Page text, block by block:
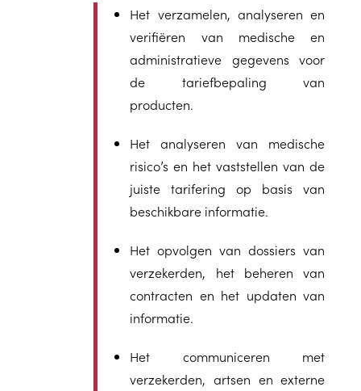
Het verzamelen, analyseren en
verifiëren van medische en
administratieve gegevens voor
de tariefbepaling van
producten.
Het analyseren van medische
risico’s en het vaststellen van de
juiste tarifering op basis van
beschikbare informatie.
Het opvolgen van dossiers van
verzekerden, het beheren van
contracten en het updaten van
informatie.
Het communiceren met
verzekerden, artsen en externe